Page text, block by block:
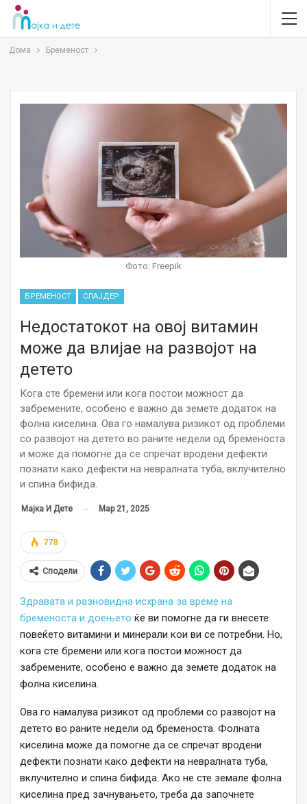
Дома Бременост
Фото: Freepik
БРЕМЕНОСТ СЛАЈДЕР
Недостатокот на овој витамин
може да влијае на развојот на
детето
Кога сте бремени или кога постои можност да
забремените, особено е важно да земете додаток на
фолна киселина. Ова го намалува ризикот од проблеми
со развојот на детето во раните недели од бременоста
и може да помогне да се спречат вродени дефекти
познати како дефекти на невралната туба, вклучително
и спина бифида.
Мајка И Дете Мар 21, 2025
778
Сподели
Здравата и разновидна исхрана за време на
бременоста и доењето ќе ви помогне да ги внесете
повеќето витамини и минерали кои ви се потребни. Но,
кога сте бремени или кога постои можност да
забремените, особено е важно да земете додаток на
фолна киселина.
Ова го намалува ризикот од проблеми со развојот на
детето во раните недели од бременоста. Фолната
киселина може да помогне да се спречат вродени
дефекти познати како дефекти на невралната туба,
вклучително и спина бифида. Ако не сте земале фолна
киселина пред зачнувањето, треба да започнете